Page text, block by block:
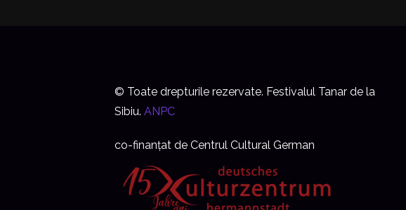
© Toate drepturile rezervate. Festivalul Tanar de la
Sibiu.ANPC
co-finanțat de Centrul Cultural German